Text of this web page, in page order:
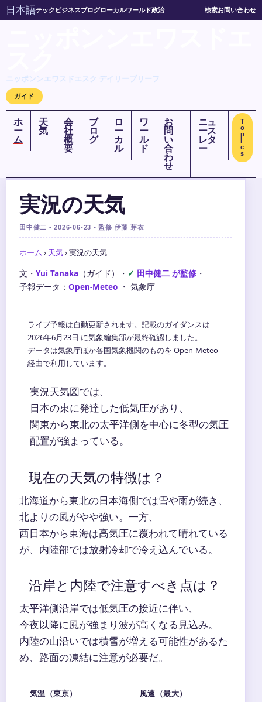
日本語テック ビジネスブログローカルワールド政治 検索お問い合わせ
ニッポンンエワスドエスク デイリーブリーフ
ガイド
ホ
ー
ム
天
気
会
社
概
要
ブ
ロ
グ
ロ
ー
カ
ル
ワ
ー
ル
ド
お
問
い
合
わ
せ
ニュ
ース
レタ
ー
T
o
p
i
c
s
実況の天気
田中健二 • 2026-06-23 • 監修 伊藤 芽衣
ホーム › 天気›実況の天気
文・ Yui Tanaka （ガイド） ・ 田中健二 が監修 ・
予報データ： Open-Meteo ・ 気象庁
ライブ予報は自動更新されます。記載のガイダンスは
2026年6月23日 に気象編集部が最終確認しました。
データは気象庁ほか各国気象機関のものを Open-Meteo
経由で利用しています。
実況天気図では、
日本の東に発達した低気圧があり、
関東から東北の太平洋側を中心に冬型の気圧
配置が強まっている。
現在の天気の特徴は？
北海道から東北の日本海側では雪や雨が続き、
北よりの風がやや強い。一方、
西日本から東海は高気圧に覆われて晴れている
が、内陸部では放射冷却で冷え込んでいる。
沿岸と内陸で注意すべき点は？
太平洋側沿岸では低気圧の接近に伴い、
今夜以降に風が強まり波が高くなる見込み。
内陸の山沿いでは積雪が増える可能性があるた
め、路面の凍結に注意が必要だ。
気温（東京） 風速（最大）